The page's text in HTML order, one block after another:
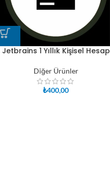
Jetbrains 1 Yıllık Kişisel Hesap
Diğer Ürünler
₺400,00